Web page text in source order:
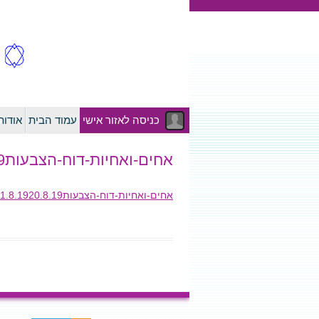
כניסה לאזור אישי עמוד הבית
אחים-ואחיות-דוח-הצבעות1.8.1920.8.19
אחים-ואחיות-דוח-הצבעות1.8.1920.8.19